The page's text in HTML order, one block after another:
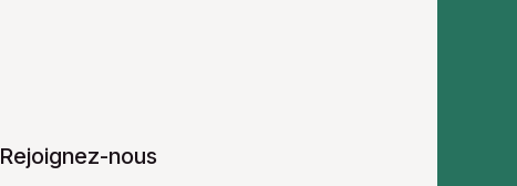
Rejoignez-nous